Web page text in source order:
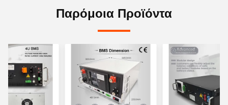
Παρόμοια Προϊόντα